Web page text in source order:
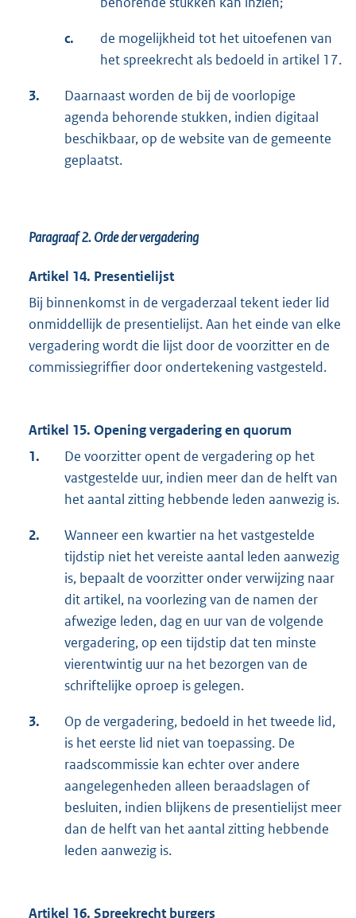
c.
de mogelijkheid tot het uitoefenen van
het spreekrecht als bedoeld in artikel 17.
3.
Daarnaast worden de bij de voorlopige
agenda behorende stukken, indien digitaal
beschikbaar, op de website van de gemeente
geplaatst.
Paragraaf 2.Orde der vergadering
Artikel 14. Presentielijst
Bij binnenkomst in de vergaderzaal tekent ieder lid
onmiddellijk de presentielijst. Aan het einde van elke
vergadering wordt die lijst door de voorzitter en de
commissiegriffier door ondertekening vastgesteld.
Artikel 15. Opening vergadering en quorum
1.
De voorzitter opent de vergadering op het
vastgestelde uur, indien meer dan de helft van
het aantal zitting hebbende leden aanwezig is.
2.
Wanneer een kwartier na het vastgestelde
tijdstip niet het vereiste aantal leden aanwezig
is, bepaalt de voorzitter onder verwijzing naar
dit artikel, na voorlezing van de namen der
afwezige leden, dag en uur van de volgende
vergadering, op een tijdstip dat ten minste
vierentwintig uur na het bezorgen van de
schriftelijke oproep is gelegen.
3.
Op de vergadering, bedoeld in het tweede lid,
is het eerste lid niet van toepassing. De
raadscommissie kan echter over andere
aangelegenheden alleen beraadslagen of
besluiten, indien blijkens de presentielijst meer
dan de helft van het aantal zitting hebbende
leden aanwezig is.
Artikel 16. Spreekrecht burgers